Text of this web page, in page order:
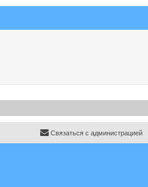
Связаться с администрацией